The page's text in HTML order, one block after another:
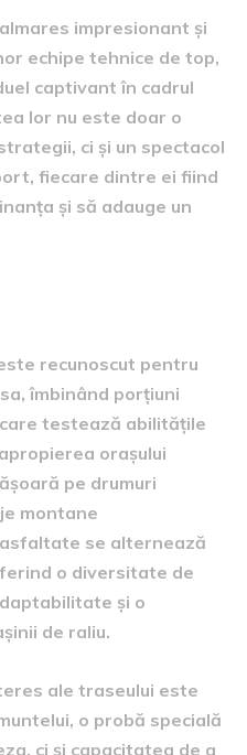
impresionant și
echipe tehnice de top,
captivant în cadrul
lor nu este doar o
ci și un spectacol
fiecare dintre ei fiind
și să adauge un
recunoscut pentru
îmbinând porțiuni
testează abilitățile
orașului
pe drumuri
montane
se alternează
o diversitate de
și o
de raliu.
ale traseului este
o probă specială
ci și capacitatea de a